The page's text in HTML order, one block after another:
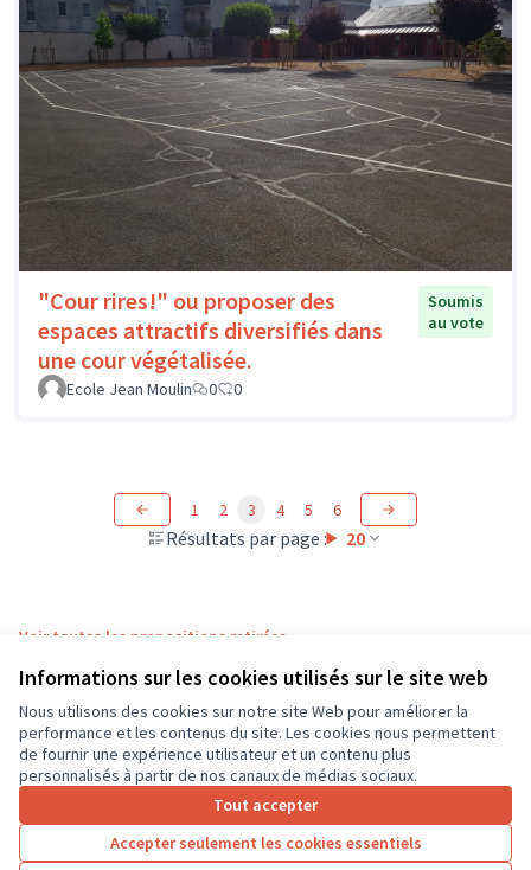
Informations sur les cookies utilisés sur le site web
Nous utilisons des cookies sur notre site Web pour améliorer la
performance et les contenus du site. Les cookies nous permettent
de fournir une expérience utilisateur et un contenu plus
personnalisés à partir de nos canaux de médias sociaux.
Tout accepter
Accepter seulement les cookies essentiels
"Cour rires!" ou proposer des
espaces attractifs diversifiés dans
une cour végétalisée.
Soumis
au vote
Ecole Jean Moulin 0 0
Résultats par page : 20
1 2 3 4 5 6
Voir toutes les propositions retirées
Conditions d'utilisation
Paramètres des cookies
CD37 sur X
(Lien externe)
CD37 sur Facebook
CD37 sur Instagram
CD37 sur YouTube
(Lien externe)